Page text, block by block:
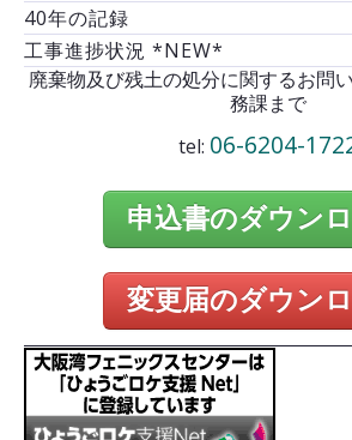
40年の記録
工事進捗状況 *NEW*
廃棄物及び残土の処分に関するお問
務課まで
tel: 06-6204-
申込書のダウン
変更届のダウン